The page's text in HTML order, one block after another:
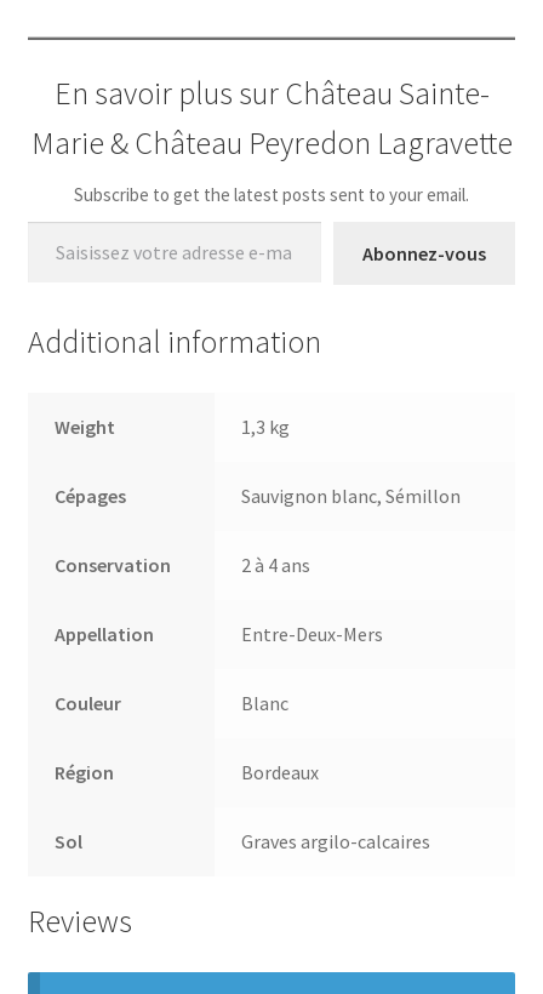
En savoir plus sur Château Sainte-
Marie & Château Peyredon Lagravette
Subscribe to get the latest posts sent to your email.
Saisissez votre adresse e-mail…
Abonnez-vous
Additional information
Weight 1,3 kg
Cépages Sauvignon blanc, Sémillon
Conservation 2 à 4 ans
Appellation Entre-Deux-Mers
Couleur Blanc
Région Bordeaux
Sol Graves argilo-calcaires
Reviews